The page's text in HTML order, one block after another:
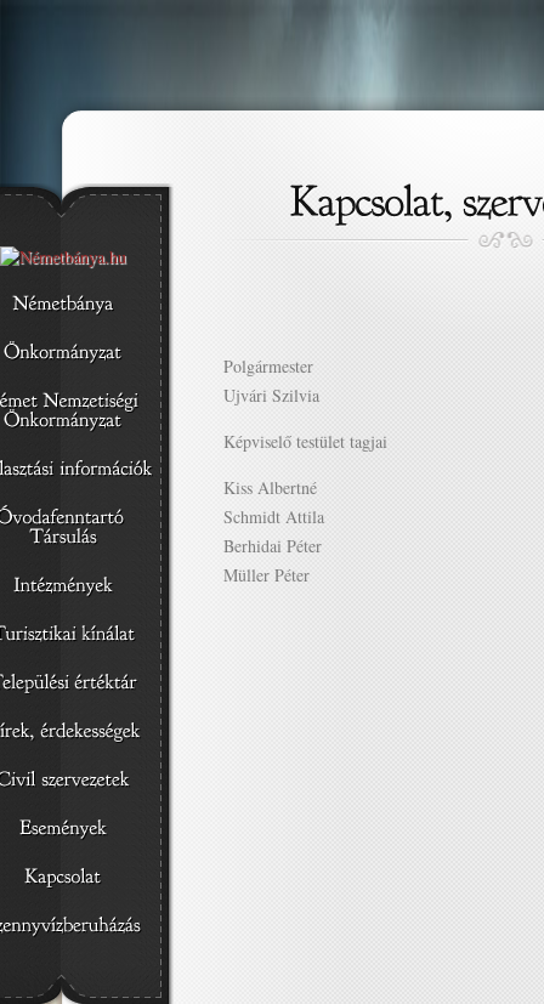
Polgármester
Ujvári Szilvia
Képviselő testület tagjai
Kiss Albertné
Schmidt Attila
Berhidai Péter
Müller Péter